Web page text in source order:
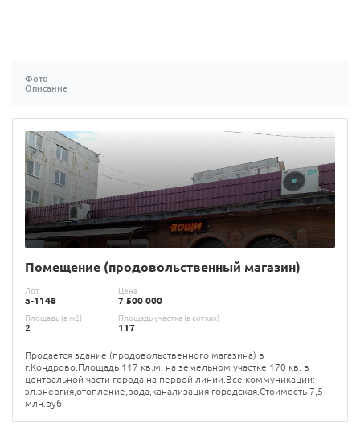
Фото
Описание
Помещение (продовольственный магазин)
Лот
a-1148
Цена
7 500 000
Площадь (в м2)
2
Площадь участка (в сотках)
117
Продается здание (продовольственного магазина) в
г.Кондрово.Площадь 117 кв.м. на земельном участке 170 кв. в
центральной части города на первой линии.Все коммуникации:
эл.энергия,отопление,вода,канализация-городская.Стоимость 7,5
млн.руб.